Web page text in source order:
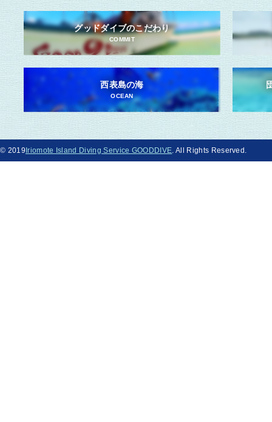
グッドダイブのこだわり
COMMIT
西表島の海
OCEAN
© 2019Iriomote Island Diving Service GOODDIVE . All Rights Reserved.